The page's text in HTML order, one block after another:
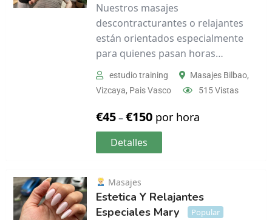
Nuestros masajes
descontracturantes o relajantes
están orientados especialmente
para quienes pasan horas…
estudio training Masajes Bilbao,
Vizcaya, Pais Vasco 515 Vistas
€45–€150 por hora
Detalles
Masajes
Estetica Y Relajantes
Especiales Mary
Popular